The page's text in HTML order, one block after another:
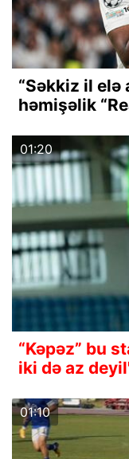
“Səkkiz il elə
həmişəlik
01:20
“Kəpəz” bu
iki də az
01:10